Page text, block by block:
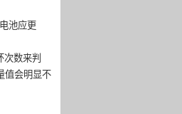
池应更
数来判
值会明显不